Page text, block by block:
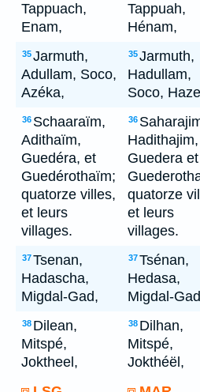
Tappuach,
Enam,
Tappuah,
Hénam,
35Jarmuth,
Adullam, Soco,
Azéka,
35Jarmuth,
Hadullam,
Soco,
36 Schaaraïm,
Adithaïm,
Guedéra, et
Guedérothaïm;
quatorze villes,
et leurs
villages.
36
Hadithajim,
Guedera et
quatorze
et leurs
villages.
37Tsenan,
Hadascha,
Migdal-Gad,
37Tsénan,
Hedasa,
Migdal-
38 Dilean,
Mitspé,
Joktheel,
38 Dilhan,
Mitspé,
Jokthéël,